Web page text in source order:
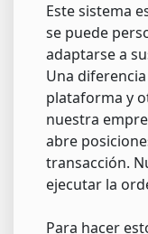
Este sistema
se puede
adaptarse a
Una
plataforma y
nuestra
abre
transacción.
ejecutar la
Para hacer